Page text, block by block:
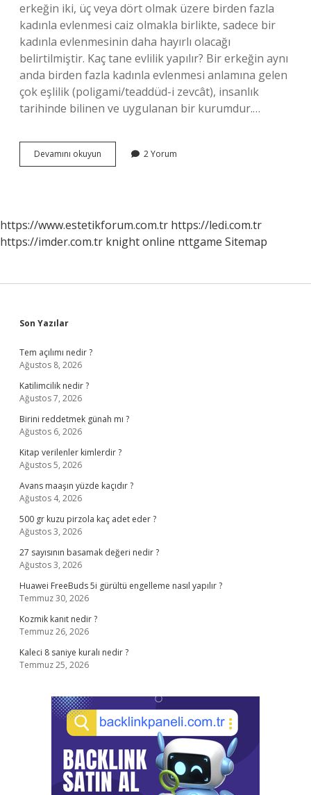
erkeğin iki, üç veya dört olmak üzere birden fazla
kadınla evlenmesi caiz olmakla birlikte, sadece bir
kadınla evlenmesinin daha hayırlı olacağı
belirtilmiştir. Kaç tane evlilik yapılır? Bir erkeğin aynı
anda birden fazla kadınla evlenmesi anlamına gelen
çok eşlilik (poligami/teaddüd-i zevcât), insanlık
tarihinde bilinen ve uygulanan bir kurumdur.…
Devamını okuyun
Tane
2 Yorum
https://www.estetikforum.com.tr https://ledi.com.tr
https://imder.com.tr knight online nttgame Sitemap
Sidebar
Son Yazılar
Tem açılımı nedir ?
Ağustos 8, 2026
Katilimcilik nedir ?
Ağustos 7, 2026
Birini reddetmek günah mı ?
Ağustos 6, 2026
Kitap verilenler kimlerdir ?
Ağustos 5, 2026
Avans maaşın yüzde kaçıdır ?
Ağustos 4, 2026
500 gr kuzu pirzola kaç adet eder ?
Ağustos 3, 2026
27 sayısının basamak değeri nedir ?
Ağustos 3, 2026
Huawei FreeBuds 5i gürültü engelleme nasıl yapılır ?
Temmuz 30, 2026
Kozmik kanıt nedir ?
Temmuz 26, 2026
Kaleci 8 saniye kuralı nedir ?
Temmuz 25, 2026